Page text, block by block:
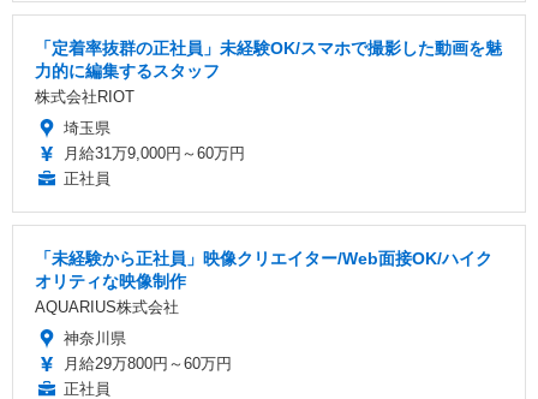
「定着率抜群の正社員」未経験OK/スマホで撮影した動画を魅
力的に編集するスタッフ
株式会社RIOT
埼玉県
月給31万9,000円～60万円
正社員
「未経験から正社員」映像クリエイター/Web面接OK/ハイク
オリティな映像制作
AQUARIUS株式会社
神奈川県
月給29万800円～60万円
正社員